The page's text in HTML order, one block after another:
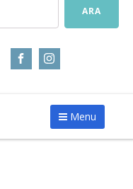
ARA
Menu